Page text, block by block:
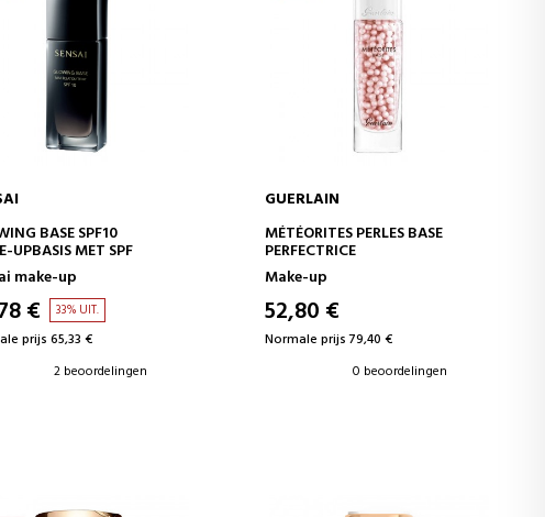
IN WINKELWAGEN
BASE SPF10
UPBASIS MET SPF
make-up
€ 33% UIT.
prijs 65,33 €
2 beoordelingen
IN WINKELWAGEN
GUERLAIN
MÉTÉORITES PERLES BASE
PERFECTRICE
Make-up
52,80 €
Normale prijs 79,40 €
0 beoordelingen